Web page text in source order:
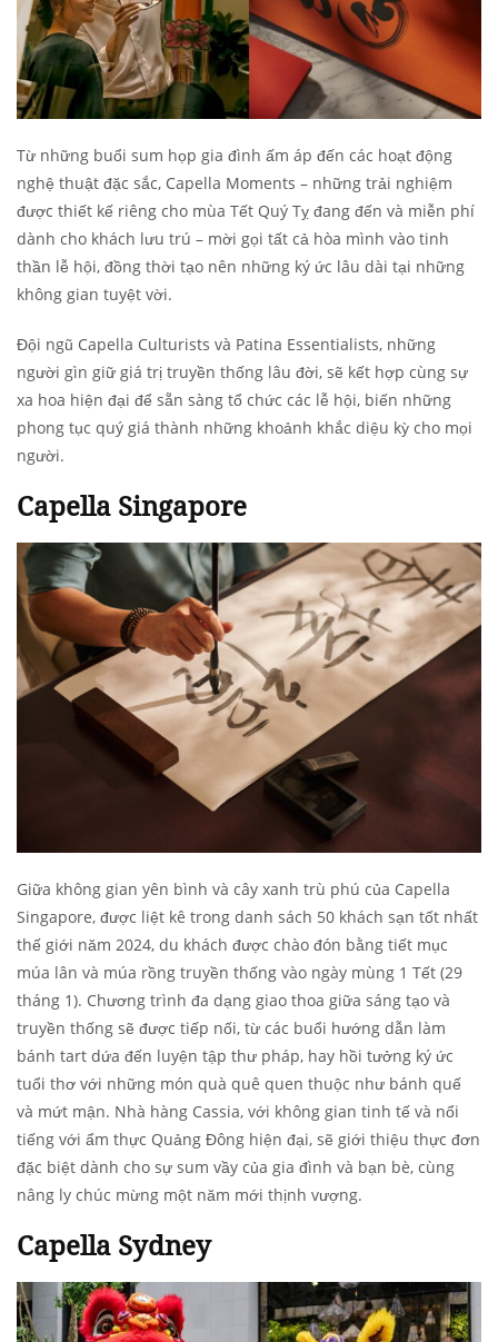
Từ những buổi sum họp gia đình ấm áp đến các hoạt động
nghệ thuật đặc sắc, Capella Moments – những trải nghiệm
được thiết kế riêng cho mùa Tết Quý Tỵ đang đến và miễn phí
dành cho khách lưu trú – mời gọi tất cả hòa mình vào tinh
thần lễ hội, đồng thời tạo nên những ký ức lâu dài tại những
không gian tuyệt vời.
Đội ngũ Capella Culturists và Patina Essentialists, những
người gìn giữ giá trị truyền thống lâu đời, sẽ kết hợp cùng sự
xa hoa hiện đại để sẵn sàng tổ chức các lễ hội, biến những
phong tục quý giá thành những khoảnh khắc diệu kỳ cho mọi
người.
Capella Singapore
Giữa không gian yên bình và cây xanh trù phú của Capella
Singapore, được liệt kê trong danh sách 50 khách sạn tốt nhất
thế giới năm 2024, du khách được chào đón bằng tiết mục
múa lân và múa rồng truyền thống vào ngày mùng 1 Tết (29
tháng 1). Chương trình đa dạng giao thoa giữa sáng tạo và
truyền thống sẽ được tiếp nối, từ các buổi hướng dẫn làm
bánh tart dứa đến luyện tập thư pháp, hay hồi tưởng ký ức
tuổi thơ với những món quà quê quen thuộc như bánh quế
và mứt mận. Nhà hàng Cassia, với không gian tinh tế và nổi
tiếng với ẩm thực Quảng Đông hiện đại, sẽ giới thiệu thực đơn
đặc biệt dành cho sự sum vầy của gia đình và bạn bè, cùng
nâng ly chúc mừng một năm mới thịnh vượng.
Capella Sydney